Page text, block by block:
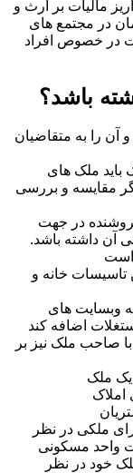
مالیات بر ارث و
در مجتمع های
در خصوص افراد
باشد؟
آن را به متقاضیان
باید ملک های
مقایسه و بررسی
در جهت
آن داشته باشد.
است
تاسیسات خانه و
وبسایت های
اضافه کند
صاحب ملک نیز بر
ملک
املاک
ملکی در نظر
واحد مسکونی
خود در نظر